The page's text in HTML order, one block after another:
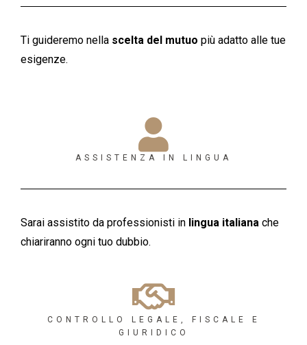
Ti guideremo nella scelta del mutuo più adatto alle tue
esigenze.
ASSISTENZA IN LINGUA
Sarai assistito da professionisti in lingua italiana che
chiariranno ogni tuo dubbio.
CONTROLLO LEGALE, FISCALE E
GIURIDICO